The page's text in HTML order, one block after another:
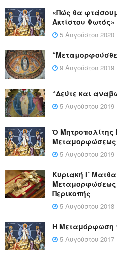
«Πώς θα
Ακτίστου Φωτός»
5 Αυγούστου 2020
9 Αυγούστου 2019
“Δεύτε και
5 Αυγούστου 2019
Ὁ Μητροπολίτης
Μεταμορφώσεως
5 Αυγούστου 2019
Κυριακή Ι´
Μεταμορφώσεως
Περικοπής
5 Αυγούστου 2018
Η Μεταμόρφωση
5 Αυγούστου 2017